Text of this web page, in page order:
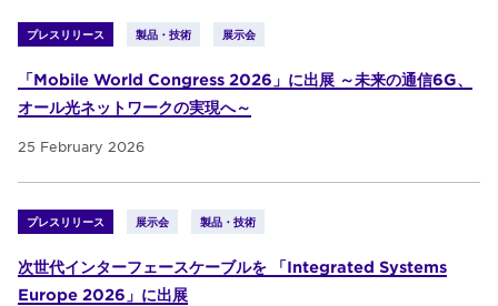
プレスリリース 製品・技術 展示会
「Mobile World Congress 2026」に出展 ～未来の通信6G、
オール光ネットワークの実現へ～
25 February 2026
プレスリリース 展示会 製品・技術
次世代インターフェースケーブルを 「Integrated Systems
Europe 2026」に出展